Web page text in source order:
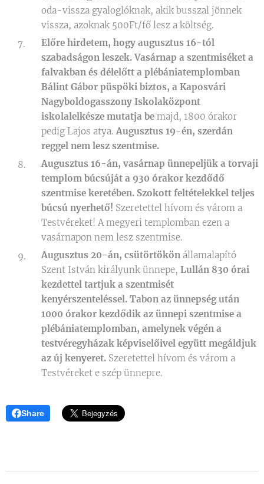
oda-vissza gyaloglóknak, akik busszal jönnek
vissza, azoknak 500Ft/fő lesz a költség.
Előre hirdetem, hogy augusztus 16-tól
szabadságon leszek. Vasárnap a szentmiséket a
falvakban és délelőtt a plébániatemplomban
Bálint Gábor püspöki biztos, a Kaposvári
Nagyboldogasszony Iskolaközpont
iskolalelkésze mutatja be majd, 1800 órakor
pedig Lajos atya.Augusztus 19-én, szerdán
reggel nem lesz szentmise.
Augusztus 16-án, vasárnap ünnepeljük a torvaji
templom búcsúját a 930 órakor kezdődő
szentmise keretében. Szokott feltételekkel teljes
búcsú nyerhető! Szeretettel hívom és várom a
Testvéreket! A megyeri templomban ezen a
vasárnapon nem lesz szentmise.
Augusztus 20-án, csütörtökön államalapító
Szent István királyunk ünnepe, Lullán 830 órai
kezdettel tartjuk a szentmisét
kenyérszenteléssel. Tabon az ünnepség után
1000 órakor kezdődik az ünnepi szentmise a
plébániatemplomban, amelynek végén a
testvéregyházak képviselőivel együtt megáldjuk
az új kenyeret. Szeretettel hívom és várom a
Testvéreket e szép ünnepre.
Share